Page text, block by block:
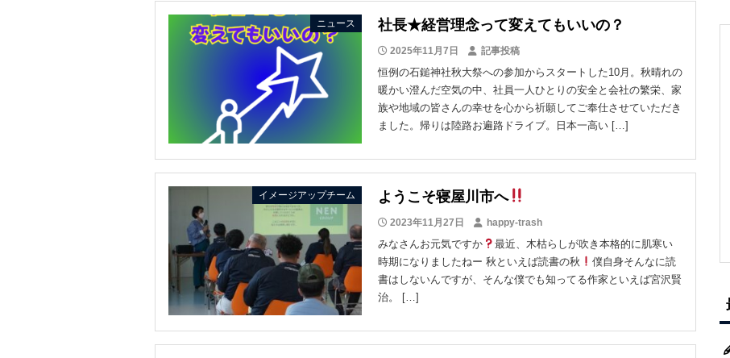
ニュース 社長★経営理念って変えてもいいの？
2025年11月7日 記事投稿
恒例の石鎚神社秋大祭への参加からスタートした10月。秋晴れの
暖かい澄んだ空気の中、社員一人ひとりの安全と会社の繁栄、家
族や地域の皆さんの幸せを心から祈願してご奉仕させていただき
ました。帰りは陸路お遍路ドライブ。日本一高い […]
イメージアップチーム ようこそ寝屋川市へ
2023年11月27日 happy-trash
みなさんお元気ですか
最近、木枯らしが吹き本格的に肌寒い
時期になりましたねー 秋といえば読書の秋
僕自身そんなに読
書はしないんですが、そんな僕でも知ってる作家といえば宮沢賢
治。 […]